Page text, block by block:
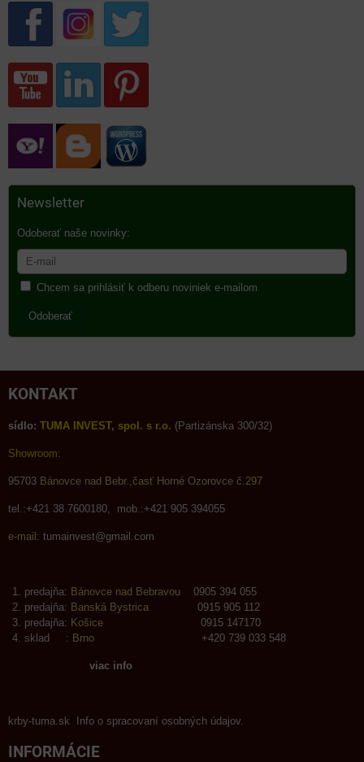
Newsletter
Odoberať naše novinky:
Chcem sa prihlásiť k odberu noviniek e-mailom
Odoberať
KONTAKT
sídlo: TUMA INVEST, spol. s r.o. (Partizánska 300/32)
Showroom:
95703 Bánovce nad Bebr.,časť Horné Ozorovce č.297
tel.:+421 38 7600180, mob.:+421 905 394055
e-mail: tumainvest@gmail.com
predajňa: Bánovce nad Bebravou 0905 394 055
predajňa: Banská Bystrica 0915 905 112
predajňa: Košice 0915 147170
sklad : Brno +420 739 033 548
viac info
krby-tuma.sk Info o spracovaní osobných údajov.
INFORMÁCIE